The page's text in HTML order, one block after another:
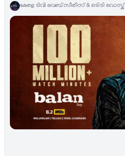
കേരള ടിവി വെബ് സീരീസ് & ഒടിടി ഡെസ്ക്